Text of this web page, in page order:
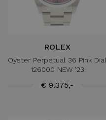
ROLEX
Oyster Perpetual 36 Pink Dial
126000 NEW '23
€ 9.375,-